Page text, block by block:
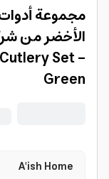
مجموعة أدوات
Set -
Green
A'ish Home